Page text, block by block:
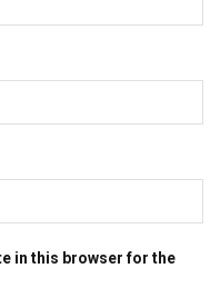
in this browser for the